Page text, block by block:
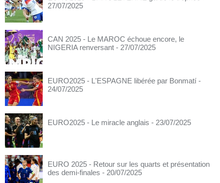
27/07/2025
CAN 2025 - Le MAROC échoue encore, le
NIGERIA renversant - 27/07/2025
EURO2025 - L'ESPAGNE libérée par Bonmatí -
24/07/2025
EURO2025 - Le miracle anglais - 23/07/2025
EURO 2025 - Retour sur les quarts et présentation
des demi-finales - 20/07/2025